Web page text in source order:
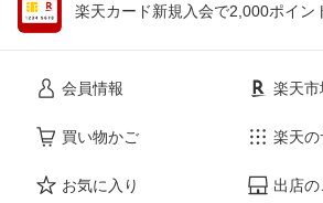
楽天カード新規入会で2,000ポイン
会員情報
買い物かご
お気に入り
楽天
楽天
出店